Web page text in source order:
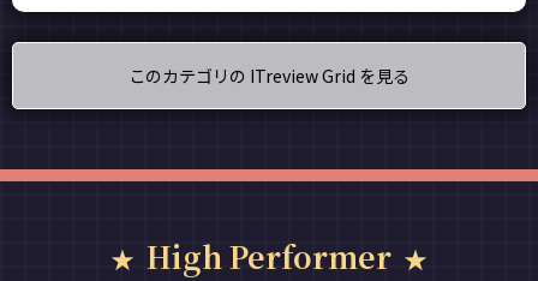
このカテゴリの ITreview Grid を見る
High Performer